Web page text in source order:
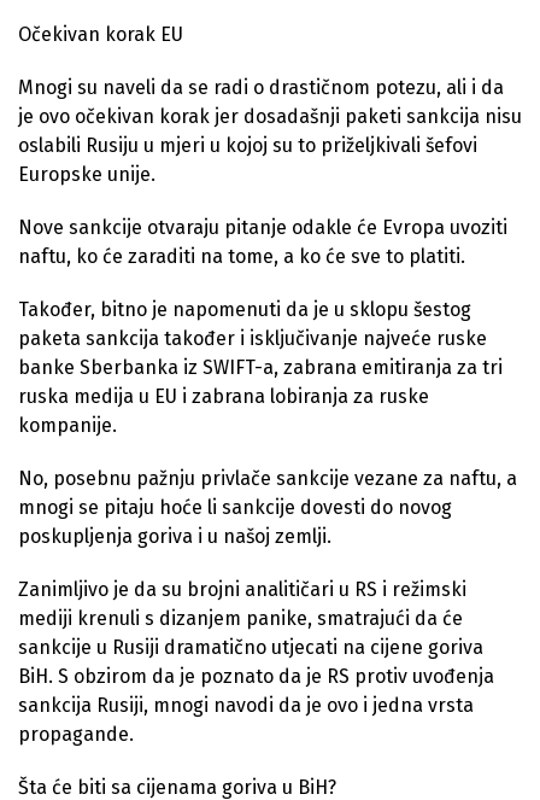
Očekivan korak EU
Mnogi su naveli da se radi o drastičnom potezu, ali i da
je ovo očekivan korak jer dosadašnji paketi sankcija nisu
oslabili Rusiju u mjeri u kojoj su to priželjkivali šefovi
Europske unije.
Nove sankcije otvaraju pitanje odakle će Evropa uvoziti
naftu, ko će zaraditi na tome, a ko će sve to platiti.
Također, bitno je napomenuti da je u sklopu šestog
paketa sankcija također i isključivanje najveće ruske
banke Sberbanka iz SWIFT-a, zabrana emitiranja za tri
ruska medija u EU i zabrana lobiranja za ruske
kompanije.
No, posebnu pažnju privlače sankcije vezane za naftu, a
mnogi se pitaju hoće li sankcije dovesti do novog
poskupljenja goriva i u našoj zemlji.
Zanimljivo je da su brojni analitičari u RS i režimski
mediji krenuli s dizanjem panike, smatrajući da će
sankcije u Rusiji dramatično utjecati na cijene goriva
BiH. S obzirom da je poznato da je RS protiv uvođenja
sankcija Rusiji, mnogi navodi da je ovo i jedna vrsta
propagande.
Šta će biti sa cijenama goriva u BiH?